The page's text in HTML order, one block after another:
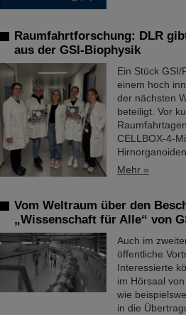
Raumfahrtforschung: DLR
aus der GSI-Biophysik
Ein Stück
einem hoch
der nächsten
beteiligt. Vor
CELLBOX-4-
Mehr »
Vom Weltraum über den
„Wissenschaft für Alle“ von
Auch im
öffentliche
Interessierte
im Hörsaal
wie
in die